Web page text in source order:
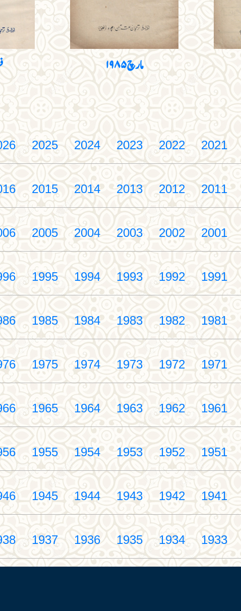
مارچ ۱۹۸۵
2021
2022
2023
2024
2025
2011
2012
2013
2014
2015
2001
2002
2003
2004
2005
1991
1992
1993
1994
1995
1981
1982
1983
1984
1985
1971
1972
1973
1974
1975
1961
1962
1963
1964
1965
1951
1952
1953
1954
1955
1941
1942
1943
1944
1945
1933
1934
1935
1936
1937